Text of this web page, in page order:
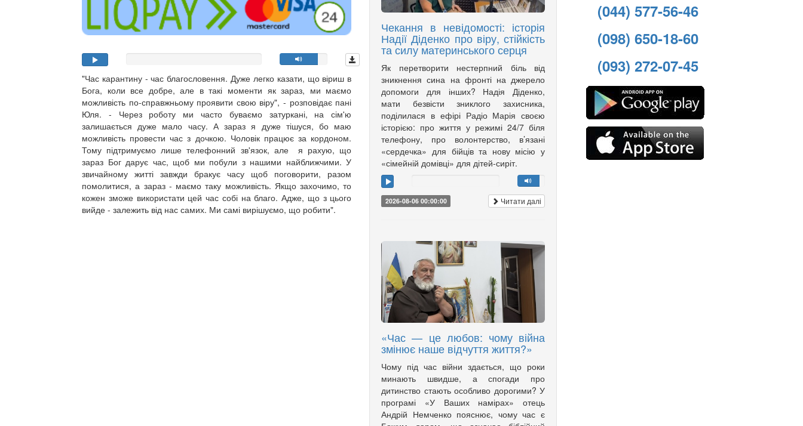
"Час карантину - час благословення. Дуже легко казати, що віриш в
Бога, коли все добре, але в такі моменти як зараз, ми маємо
можливість по-справжньому проявити свою віру", - розповідає пані
Юля. - Через роботу ми часто буваємо затуркані, на сім'ю
залишається дуже мало часу. А зараз я дуже тішуся, бо маю
можливість провести час з дочкою. Чоловік працює за кордоном.
Тому підтримуємо лише телефонний зв'язок, але я рахую, що
зараз Бог дарує час, щоб ми побули з нашими найближчими. У
звичайному житті завжди бракує часу щоб поговорити, разом
помолитися, а зараз - маємо таку можливість. Якщо захочимо, то
кожен зможе використати цей час собі на благо. Адже, що з цього
вийде - залежить від нас самих. Ми самі вирішуємо, що робити".
Чекання в невідомості: історія
Надії Діденко про віру, стійкість
та силу материнського серця
Як перетворити нестерпний біль від
зникнення сина на фронті на джерело
допомоги для інших? Надія Діденко,
мати безвісти зниклого захисника,
поділилася в ефірі Радіо Марія своєю
історією: про життя у режимі 24/7 біля
телефону, про волонтерство, в’язані
«сердечка» для бійців та нову місію у
«сімейній домівці» для дітей-сиріт.
2026-08-06 00:00:00 Читати далі
«Час — це любов: чому війна
змінює наше відчуття життя?»
Чому під час війни здається, що роки
минають швидше, а спогади про
дитинство стають особливо дорогими? У
програмі «У Ваших намірах» отець
Андрій Немченко пояснює, чому час є
(044) 577-56-46
(098) 650-18-60
(093) 272-07-45